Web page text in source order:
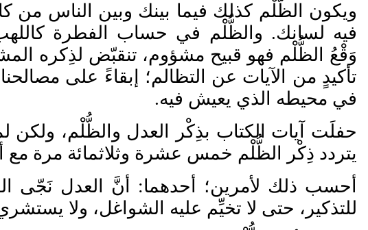
ويكون الظُّلْم كذلك فيما بينك وبين الناس من
فيه لسانك. والظُّلْم في حساب الفطرة
وَقْع
الظُّلْم فهو قبيح مشؤوم، تنقبض لذكره
تأكيدٍ من الآيات عن التظالم؛ إبقاء على مصالحنا
في محيطه الذي يعيش فيه.
حفلَت آيات الكتاب بذِكْر العدل والظُّلْم، ولكن
يتردد ذِكْر الظُّلْم خمس عشرة وثلاثمائة مرة مع
أحسب ذلك لأمرين؛ أحدهما: أنَّ العدل نجى
للتذكير، حتى لا تخيِّم عليه الشواغل، ولا